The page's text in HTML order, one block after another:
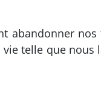
abandonner
telle que nous